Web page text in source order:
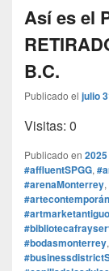
Así es el
B.C.
Publicado el julio
Visitas: 0
Publicado en 2025
#affluentSPGG,
#arenaMonterrey,
#artmarketantiguo
#bodasmonterrey,